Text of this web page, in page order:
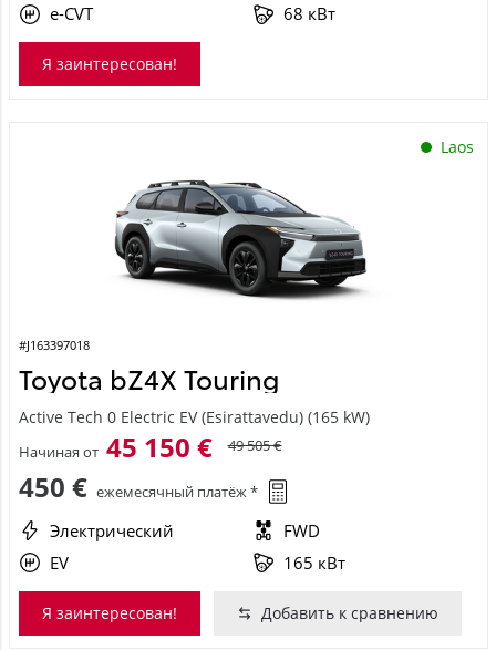
e-CVT 68 кВт
Я заинтересован!
Laos
#J163397018
Toyota bZ4X Touring
Active Tech 0 Electric EV (Esirattavedu) (165 kW)
Начиная от 45 150 € 49 505 €
450 € ежемесячный платёж *
Электрический
FWD
EV
165 кВт
Я заинтересован! Добавить к сравнению